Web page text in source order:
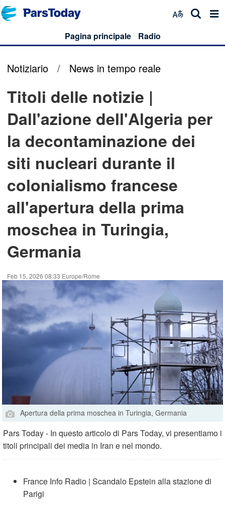
Pagina principale Radio
Notiziario / News in tempo reale
Titoli delle notizie |
Dall'azione dell'Algeria per
la decontaminazione dei
siti nucleari durante il
colonialismo francese
all'apertura della prima
moschea in Turingia,
Germania
Feb 15, 2026 08:33 Europe/Rome
Apertura della prima moschea in Turingia, Germania
Pars Today - In questo articolo di Pars Today, vi presentiamo i
titoli principali dei media in Iran e nel mondo.
France Info Radio | Scandalo Epstein alla stazione di
Parigi